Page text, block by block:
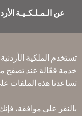
السفر أثناء الحمل
ذوي الاحتياجات
Feedback Process
حجز القطار
تكرم
الإقامه لمسافري
عن الـمـلـكـيـة
انضم لعائلتنا
الأخبار
سـيـا سة الخصوصية
مكاتبنا حول العالم
تستخدم الملكية
خدمة فعّالة عند تصفح
تساعدنا هذه الملفات
بالنقر على موافقة،